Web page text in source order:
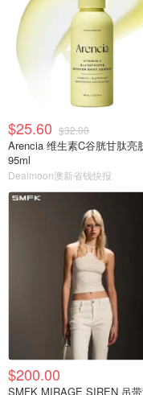
$25.60 $32.00
Arencia 维生素C谷胱甘肽亮
95ml
Dealmoon澳新省钱快报
$200.00
SMFK MIRAGE SIREN 吊